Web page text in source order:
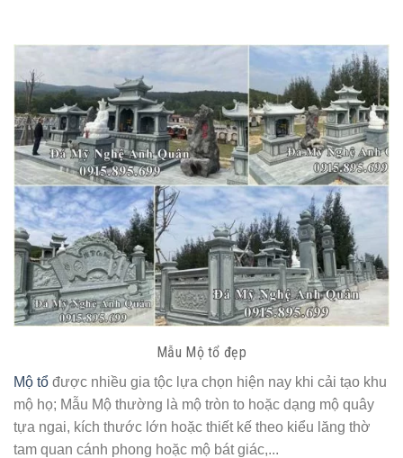
Mẫu Mộ tổ đẹp
Mộ tổ được nhiều gia tộc lựa chọn hiện nay khi cải tạo khu
mộ họ; Mẫu Mộ thường là mộ tròn to hoặc dạng mộ quây
tựa ngai, kích thước lớn hoặc thiết kế theo kiểu lăng thờ
tam quan cánh phong hoặc mộ bát giác,...